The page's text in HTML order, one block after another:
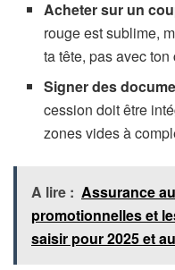
Acheter sur un
rouge est sublime,
ta tête, pas avec
Signer des
cession doit être
zones vides à
A lire : Assurance
promotionnelles et
saisir pour 2025 et